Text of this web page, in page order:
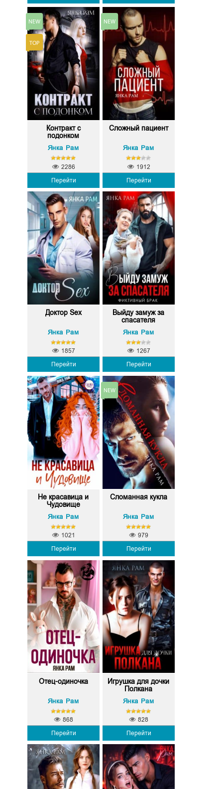
Контракт с
подонком
Янка Рам
Перейти
2286
Сложный пациент
Янка Рам
Перейти
1912
Доктор Sex
Янка Рам
Перейти
1857
Выйду замуж за
спасателя
Янка Рам
Перейти
1267
Не красавица и
Чудовище
Янка Рам
Перейти
1021
Сломанная кукла
Янка Рам
Перейти
979
Отец-одиночка
Янка Рам
Перейти
868
Игрушка для дочки
Полкана
Янка Рам
Перейти
828